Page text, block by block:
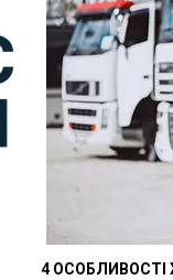
4 ОСОБЛИВОСТІ